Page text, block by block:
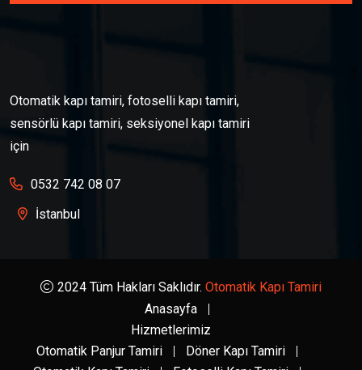
Otomatik kapı tamiri, fotoselli kapı tamiri,
sensörlü kapı tamiri, seksiyonel kapı tamiri
için
0532 742 08 07
İstanbul
2024 Tüm Hakları Saklıdır. Otomatik Kapı Tamiri
Anasayfa
Hizmetlerimiz
Otomatik Panjur Tamiri
Döner Kapı Tamiri